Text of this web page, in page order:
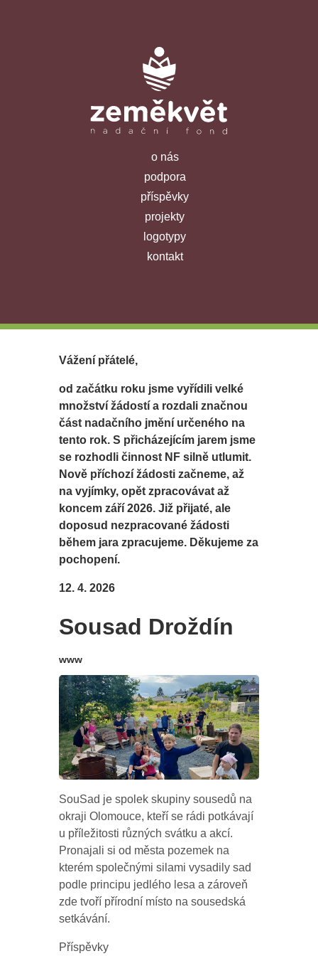
o nás
podpora
příspěvky
projekty
logotypy
kontakt
Vážení přátelé,
od začátku roku jsme vyřídili velké
množství žádostí a rozdali značnou
část nadačního jmění určeného na
tento rok. S přicházejícím jarem jsme
se rozhodli činnost NF silně utlumit.
Nově příchozí žádosti začneme, až
na vyjímky, opět zpracovávat až
koncem září 2026. Již přijaté, ale
doposud nezpracované žádosti
během jara zpracujeme. Děkujeme za
pochopení.
12. 4. 2026
Sousad Droždín
www
SouSad je spolek skupiny sousedů na
okraji Olomouce, kteří se rádi potkávají
u příležitosti různých svátku a akcí.
Pronajali si od města pozemek na
kterém společnými silami vysadily sad
podle principu jedlého lesa a zároveň
zde tvoří přírodní místo na sousedská
setkávání.
Příspěvky